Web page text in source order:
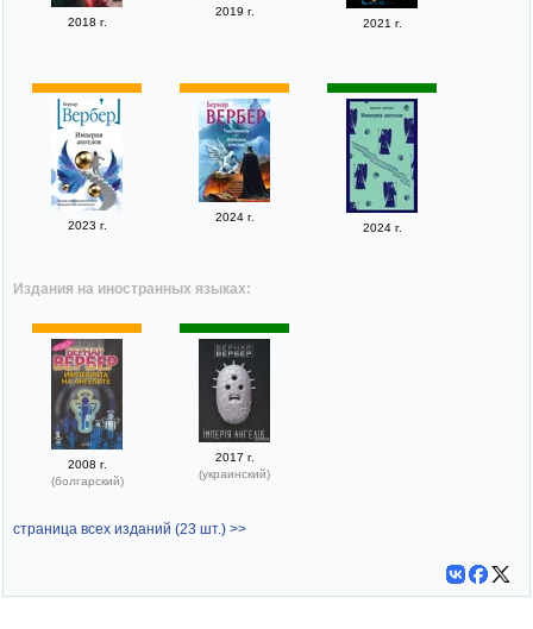
2018 г.
2019 г.
2021 г.
2023 г.
2024 г.
2024 г.
Издания на иностранных языках:
2008 г.
(болгарский)
2017 г.
(украинский)
страница всех изданий (23 шт.) >>